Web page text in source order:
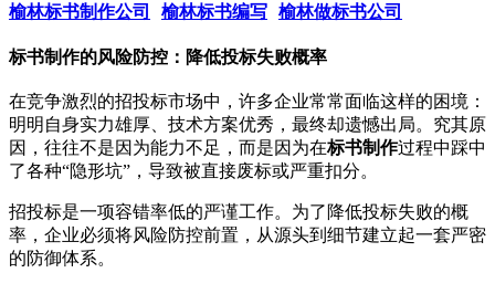
榆林标书制作公司 榆林标书编写 榆林做标书公司
标书制作的风险防控：降低投标失败概率
在竞争激烈的招投标市场中，许多企业常常面临这样的困境：
明明自身实力雄厚、技术方案优秀，最终却遗憾出局。究其原
因，往往不是因为能力不足，而是因为在标书制作过程中踩中
了各种“隐形坑”，导致被直接废标或严重扣分。
招投标是一项容错率低的严谨工作。为了降低投标失败的概
率，企业必须将风险防控前置，从源头到细节建立起一套严密
的防御体系。